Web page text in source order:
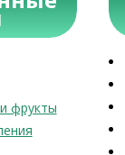
фрукты